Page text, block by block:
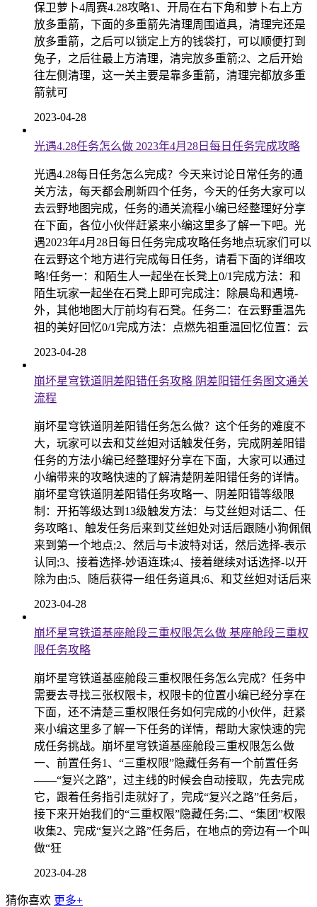
保卫萝卜4周赛4.28攻略1、开局在右下角和萝卜右上方
放多重箭，下面的多重箭先清理周围道具，清理完还是
放多重箭，之后可以锁定上方的钱袋打，可以顺便打到
兔子，之后往最上方清理，清完放多重箭;2、之后开始
往左侧清理，这一关主要是靠多重箭，清理完都放多重
箭就可
2023-04-28
光遇4.28任务怎么做 2023年4月28日每日任务完成攻略
光遇4.28每日任务怎么完成？今天来讨论日常任务的通
关方法，每天都会刷新四个任务，今天的任务大家可以
去云野地图完成，任务的通关流程小编已经整理好分享
在下面，各位小伙伴赶紧来小编这里多了解一下吧。光
遇2023年4月28日每日任务完成攻略任务地点玩家们可以
在云野这个地方进行完成每日任务，请看下面的详细攻
略!任务一：和陌生人一起坐在长凳上0/1完成方法：和
陌生玩家一起坐在石凳上即可完成注：除晨岛和遇境-
外，其他地图大厅前均有石凳。任务二：在云野重温先
祖的美好回忆0/1完成方法：点燃先祖重温回忆位置：云
2023-04-28
崩坏星穹铁道阴差阳错任务攻略 阴差阳错任务图文通关
流程
崩坏星穹铁道阴差阳错任务怎么做？这个任务的难度不
大，玩家可以去和艾丝妲对话触发任务，完成阴差阳错
任务的方法小编已经整理好分享在下面，大家可以通过
小编带来的攻略快速的了解清楚阴差阳错任务的详情。
崩坏星穹铁道阴差阳错任务攻略一、阴差阳错等级限
制：开拓等级达到13级触发方法：与艾丝妲对话二、任
务攻略1、触发任务后来到艾丝妲处对话后跟随小狗佩佩
来到第一个地点;2、然后与卡波特对话，然后选择-表示
认同;3、接着选择-妙语连珠;4、接着继续对话选择-以开
除为由;5、随后获得一组任务道具;6、和艾丝妲对话后来
2023-04-28
崩坏星穹铁道基座舱段三重权限怎么做 基座舱段三重权
限任务攻略
崩坏星穹铁道基座舱段三重权限任务怎么完成？任务中
需要去寻找三张权限卡，权限卡的位置小编已经分享在
下面，还不清楚三重权限任务如何完成的小伙伴，赶紧
来小编这里多了解一下任务的详情，帮助大家快速的完
成任务挑战。崩坏星穹铁道基座舱段三重权限怎么做
一、前置任务1、“三重权限”隐藏任务有一个前置任务
——“复兴之路”，过主线的时候会自动接取，先去完成
它，跟着任务指引走就好了，完成“复兴之路”任务后，
接下来开始我们的“三重权限”隐藏任务;二、“集团”权限
收集2、完成“复兴之路”任务后，在地点的旁边有一个叫
做“狂
2023-04-28
猜你喜欢 更多+